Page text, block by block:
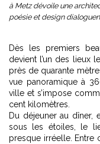
à Metz dévoile une
poésie et design
Dès les premiers
devient l’un des lieux
près de quarante
vue panoramique à
ville et s’impose
cent kilomètres.
Du déjeuner au dîner,
sous les étoiles, le
presque irréelle. Entre